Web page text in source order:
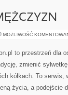
MOŻLIWOŚĆ
to przestrzeń dla
zmienić
kółkach. To
życia, a podejście